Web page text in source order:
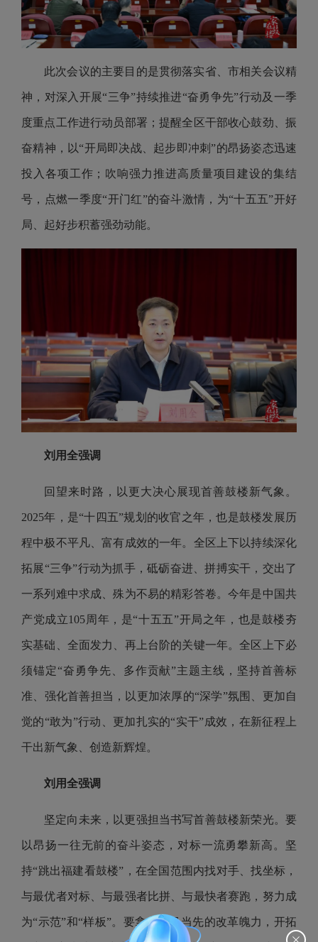
此次会议的主要目的是贯彻落实省、市相关会议精
神，对深入开展“三争”持续推进“奋勇争先”行动及一季
度重点工作进行动员部署；提醒全区干部收心鼓劲、振
奋精神，以“开局即决战、起步即冲刺”的昂扬姿态迅速
投入各项工作；吹响强力推进高质量项目建设的集结
号，点燃一季度“开门红”的奋斗激情，为“十五五”开好
局、起好步积蓄强劲动能。
刘用全强调
回望来时路，以更大决心展现首善鼓楼新气象。
2025年，是“十四五”规划的收官之年，也是鼓楼发展历
程中极不平凡、富有成效的一年。全区上下以持续深化
拓展“三争”行动为抓手，砥砺奋进、拼搏实干，交出了
一系列难中求成、殊为不易的精彩答卷。今年是中国共
产党成立105周年，是“十五五”开局之年，也是鼓楼夯
实基础、全面发力、再上台阶的关键一年。全区上下必
须锚定“奋勇争先、多作贡献”主题主线，坚持首善标
准、强化首善担当，以更加浓厚的“深学”氛围、更加自
觉的“敢为”行动、更加扎实的“实干”成效，在新征程上
干出新气象、创造新辉煌。
刘用全强调
坚定向未来，以更强担当书写首善鼓楼新荣光。要
以昂扬一往无前的奋斗姿态，对标一流勇攀新高。坚
持“跳出福建看鼓楼”，在全国范围内找对手、找坐标，
与最优者对标、与最强者比拼、与最快者赛跑，努力成
为“示范”和“样板”。要拿出一马当先的改革魄力，开拓